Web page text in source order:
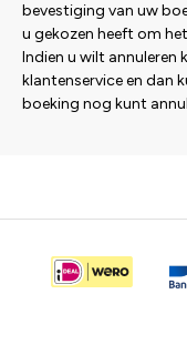
bevestiging van uw
u gekozen heeft om
Indien u wilt
klantenservice en dan
boeking nog kunt